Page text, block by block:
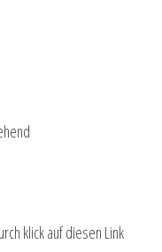
klick auf diesen Link